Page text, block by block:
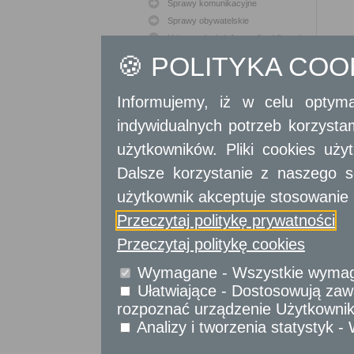
Sprawy komunikacyjne
Sprawy obywatelskie
Udostępnianie informacji publicznej
Usługidla instytucji,
urzędów
🍪 POLITYKA
Informujemy, iż w celu
indywidualnych potrzeb
użytkowników. Pliki cookies
Dalsze korzystanie z naszego
użytkownik akceptuje stosowanie
Przeczytaj politykę prywatności
Przeczytaj politykę cookies
Wymagane - Wszystkie
Ułatwiające - Dostosowują
rozpoznać urządzenie
Analizy i tworzenia statystyk -